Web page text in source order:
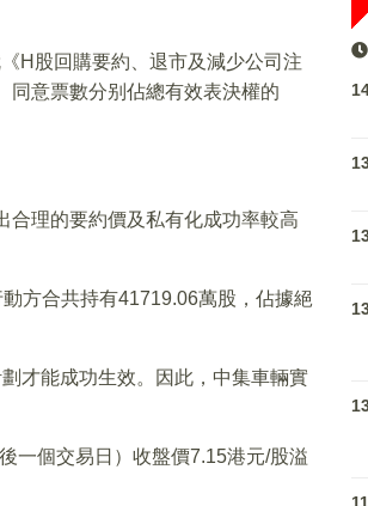
H股回購要約、退市及減少公司注
同意票數分别佔總有效表決權的
合理的要約價及私有化成功率較高
方合共持有41719.06萬股，佔據絕
才能成功生效。因此，中集車輛實
一個交易日）收盤價7.15港元/股溢